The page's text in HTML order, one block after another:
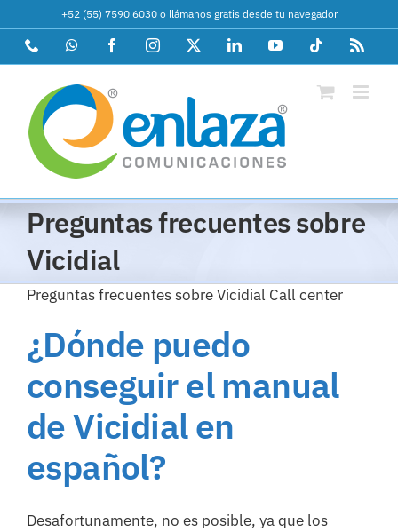
al
contenido
+52 (55) 7590 6030o llámanos gratis desde tu navegador
Phone WhatsAppFacebookInstagram LinkedInYouTube Tiktok Rss
Preguntas frecuentes sobre
Vicidial
Preguntas frecuentes sobre Vicidial Call center
¿Dónde puedo
conseguir el manual
de Vicidial en
español?
Desafortunamente, no es posible, ya que los